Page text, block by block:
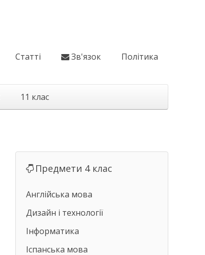
Статті Зв'язок Політика
11 клас
Предмети 4 клас
Англійська мова
Дизайн і технології
Інформатика
Іспанська мова